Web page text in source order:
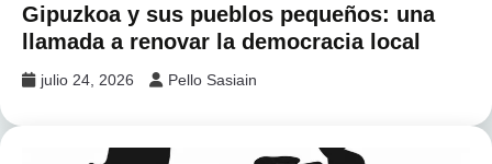
Gipuzkoa y sus pueblos pequeños: una
llamada a renovar la democracia local
julio 24, 2026 Pello Sasiain